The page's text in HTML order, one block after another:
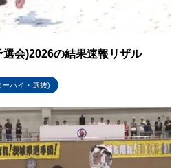
選会)2026の結果速報リザル
ハイ・選抜)